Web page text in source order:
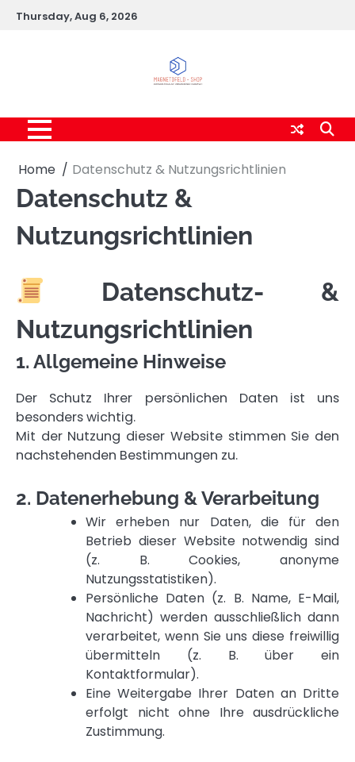
SkipThursday, Aug 6, 2026
Home Datenschutz & Nutzungsrichtlinien
Datenschutz &
Nutzungsrichtlinien
Datenschutz- &
Nutzungsrichtlinien
1. Allgemeine Hinweise
Der Schutz Ihrer persönlichen Daten ist uns
besonders wichtig.
Mit der Nutzung dieser Website stimmen Sie den
nachstehenden Bestimmungen zu.
2. Datenerhebung & Verarbeitung
Wir erheben nur Daten, die für den
Betrieb dieser Website notwendig sind
(z. B. Cookies, anonyme
Nutzungsstatistiken).
Persönliche Daten (z. B. Name, E-Mail,
Nachricht) werden ausschließlich dann
verarbeitet, wenn Sie uns diese freiwillig
übermitteln (z. B. über ein
Kontaktformular).
Eine Weitergabe Ihrer Daten an Dritte
erfolgt nicht ohne Ihre ausdrückliche
Zustimmung.